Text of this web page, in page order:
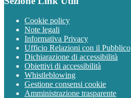
Cookie policy
Note legali
Informativa Privacy
Ufficio Relazioni con il Pubblico
Dichiarazione di accessibilità
Obiettivi di accessibilità
Whistleblowing
Gestione consensi cookie
Amministrazione trasparente